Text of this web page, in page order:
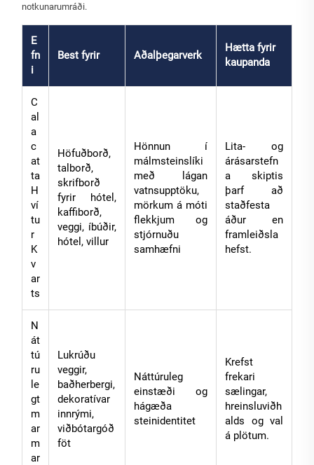
notkunarumráði.
E
fn
i
Best fyrir Aðalþegarverk
Hætta fyrir
kaupanda
C
al
a
c
at
ta
H
ví
tu
r
K
v
ar
ts
Höfuðborð,
talborð,
skrifborð
fyrir hótel,
kaffiborð,
veggi, íbúðir,
hótel, villur
Hönnun í
málmsteinslíki
með lágan
vatnsupptöku,
mörkum á móti
flekkjum og
stjórnuðu
samhæfni
Lita- og
árásarstefn
a skiptis
þarf að
staðfesta
áður en
framleiðsla
hefst.
N
át
tú
ru
le
gt
m
ar
m
ar
Lukrúðu
veggir,
baðherbergi,
dekoratívar
innrými,
viðbótargóð
föt
Náttúruleg
einstæði og
hágæða
steinidentitet
Krefst
frekari
sælingar,
hreinsluviðh
alds og val
á plötum.